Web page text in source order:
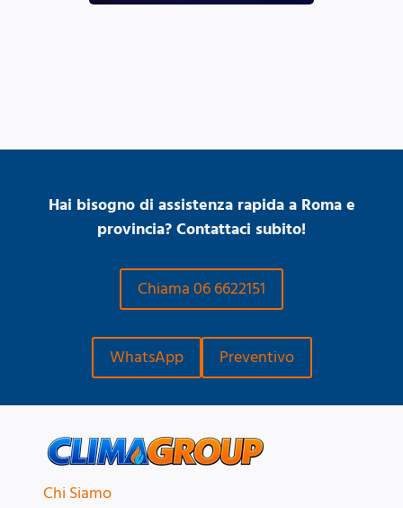
Hai bisogno di assistenza rapida a Roma e
provincia? Contattaci subito!
Chiama 06 6622151
WhatsApp Preventivo
Chi Siamo